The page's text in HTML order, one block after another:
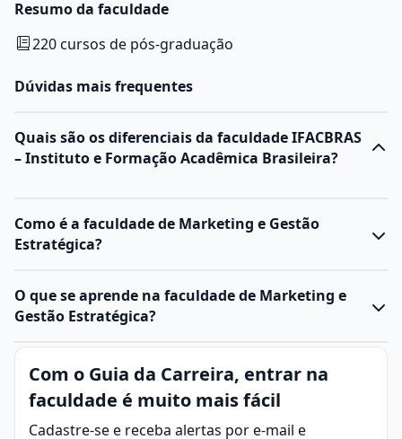
Resumo da faculdade
220 cursos de pós-graduação
Dúvidas mais frequentes
Quais são os diferenciais da faculdade IFACBRAS
– Instituto e Formação Acadêmica Brasileira?
Como é a faculdade de Marketing e Gestão
Estratégica?
O que se aprende na faculdade de Marketing e
Gestão Estratégica?
O curso deMarketing e Gestão Estratégica
formação acadêmica que combina os princípios do
marketingcom as estratégias empresariais,
proporcionando aos estudantes uma visão
Com o Guia da Carreira, entrar na
faculdade é muito mais fácil
Cadastre-se e receba alertas por e-mail e